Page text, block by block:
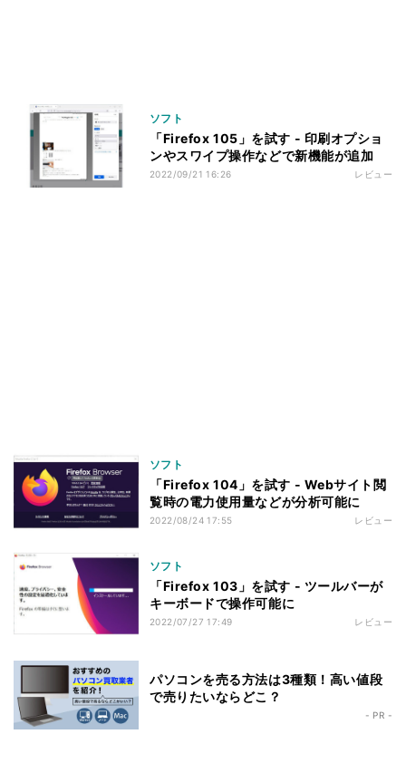
ソフト
「Firefox 105」を試す - 印刷オプショ
ンやスワイプ操作などで新機能が追加
2022/09/21 16:26 レビュー
ソフト
「Firefox 104」を試す - Webサイト閲
覧時の電力使用量などが分析可能に
2022/08/24 17:55 レビュー
ソフト
「Firefox 103」を試す - ツールバーが
キーボードで操作可能に
2022/07/27 17:49 レビュー
パソコンを売る方法は3種類！高い値段
で売りたいならどこ？
- PR -